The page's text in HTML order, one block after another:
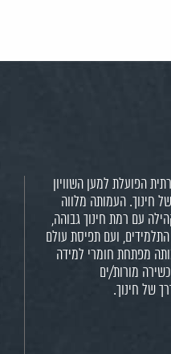
הפועלת למען השוויון
חינוך. העמותה מלווה
עם רמת חינוך גבוהה,
ועם תפיסת עולם
מפתחת חומרי למידה
מורות/ים
של חינוך.